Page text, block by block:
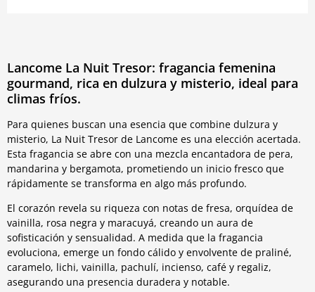
Lancome La Nuit Tresor: fragancia femenina
gourmand, rica en dulzura y misterio, ideal para
climas fríos.
Para quienes buscan una esencia que combine dulzura y
misterio, La Nuit Tresor de Lancome es una elección acertada.
Esta fragancia se abre con una mezcla encantadora de pera,
mandarina y bergamota, prometiendo un inicio fresco que
rápidamente se transforma en algo más profundo.
El corazón revela su riqueza con notas de fresa, orquídea de
vainilla, rosa negra y maracuyá, creando un aura de
sofisticación y sensualidad. A medida que la fragancia
evoluciona, emerge un fondo cálido y envolvente de praliné,
caramelo, lichi, vainilla, pachulí, incienso, café y regaliz,
asegurando una presencia duradera y notable.